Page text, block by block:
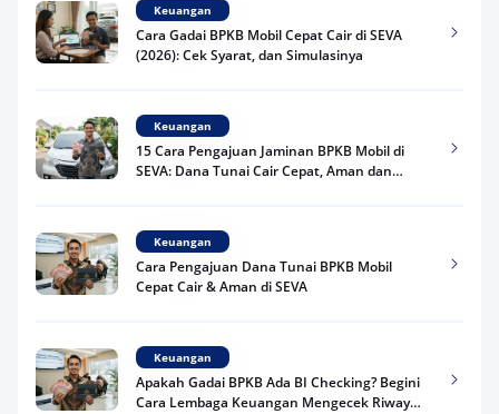
Keuangan
Cara Gadai BPKB Mobil Cepat Cair di SEVA
(2026): Cek Syarat, dan Simulasinya
Keuangan
15 Cara Pengajuan Jaminan BPKB Mobil di
SEVA: Dana Tunai Cair Cepat, Aman dan
Keuangan
Cara Pengajuan Dana Tunai BPKB Mobil
Cepat Cair & Aman di SEVA
Keuangan
Apakah Gadai BPKB Ada BI Checking? Begini
Cara Lembaga Keuangan Mengecek Riwayat